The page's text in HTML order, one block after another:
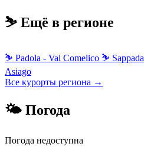
⛷️ Ещё в регионе
⛷ Padola - Val Comelico ⛷ Sappada
Asiago
Все курорты региона →
🌤 Погода
Погода недоступна